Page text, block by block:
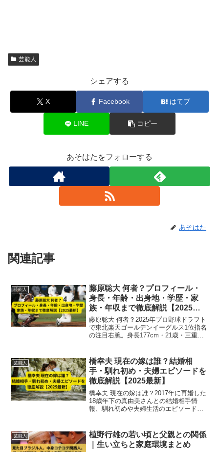
芸能人
シェアする
X Facebook はてブ
LINE コピー
あそはたをフォローする
あそはた
関連記事
芸能人
藤原聡大 何者？プロフィール・
身長・年齢・出身地・学歴・家
族・年収まで徹底解説【2025最
新】
藤原聡大 何者？2025年プロ野球ドラフト
で東北楽天ゴールデンイーグルス1位指名
の注目右腕。身長177cm・21歳・三重県
156km/hの直球、主な実績、推定年収ま
で徹底解説。プロ野球ファン必見の情報
満載！
芸能人
橋幸夫 現在の嫁は誰？結婚相
手・馴れ初め・夫婦エピソードを
徹底解説【2025最新】
橋幸夫 現在の嫁は誰？2017年に再婚した
18歳年下の真由美さんとの結婚相手情
報、馴れ初めや夫婦生活のエピソードを
芸能人
植野行雄の若い頃と父親との関係
｜生い立ちと家庭環境まとめ